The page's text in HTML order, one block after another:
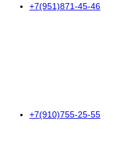
+7(951)871-45-46
+7(910)755-25-55